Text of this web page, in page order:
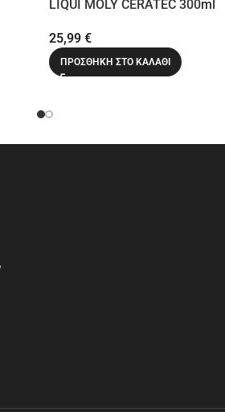
LIQUI MOLY CERATEC 300ml
25,99 €
ΠΡΟΣΘΉΚΗ ΣΤΟ ΚΑΛΆΘΙ